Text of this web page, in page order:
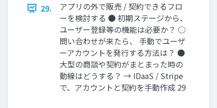
29.
アプリの外で販売 / 契約できるフロ
ーを検討する ● 初期ステージから、
ユーザー登録等の機能は必要か？ ○
問い合わせが来たら、 手動でユーザ
ーアカウントを発行する方法は？ ●
大型の商談や契約がまとまった時の
動線はどうする？ → IDaaS / Stripe
で、アカウントと契約を手動作成 29